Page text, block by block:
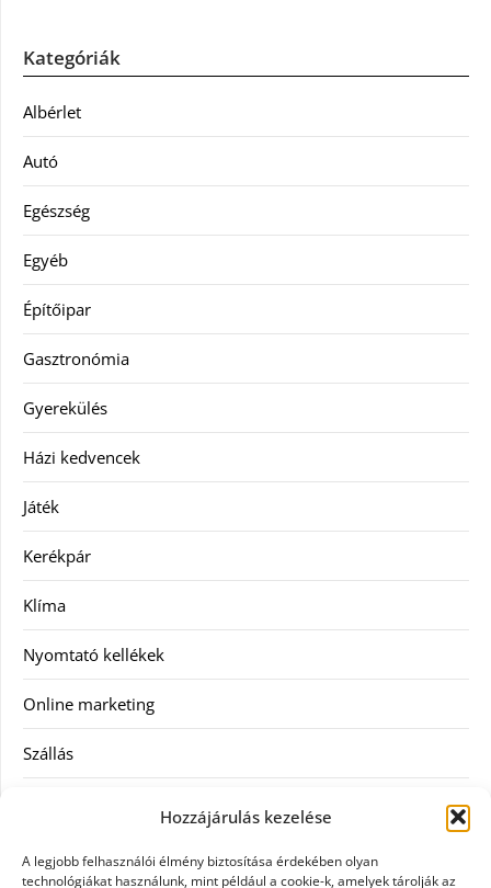
Hozzájárulás kezelése
A legjobb felhasználói élmény biztosítása érdekében olyan
technológiákat használunk, mint például a cookie-k, amelyek tárolják az
Kategóriák
Albérlet
Autó
Egészség
Egyéb
Építőipar
Gasztronómia
Gyerekülés
Házi kedvencek
Játék
Kerékpár
Klíma
Nyomtató kellékek
Online marketing
Szállás
Szellőztető